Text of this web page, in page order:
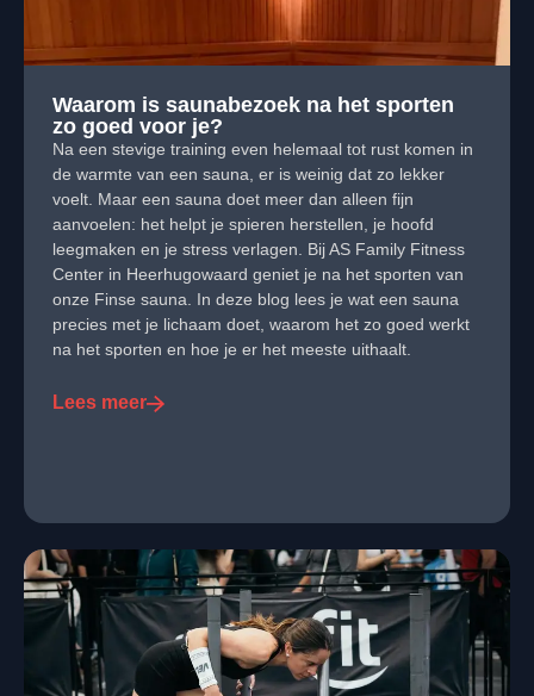
Waarom is saunabezoek na het sporten
zo goed voor je?
Na een stevige training even helemaal tot rust komen in
de warmte van een sauna, er is weinig dat zo lekker
voelt. Maar een sauna doet meer dan alleen fijn
aanvoelen: het helpt je spieren herstellen, je hoofd
leegmaken en je stress verlagen. Bij AS Family Fitness
Center in Heerhugowaard geniet je na het sporten van
onze Finse sauna. In deze blog lees je wat een sauna
precies met je lichaam doet, waarom het zo goed werkt
na het sporten en hoe je er het meeste uithaalt.
Lees meer